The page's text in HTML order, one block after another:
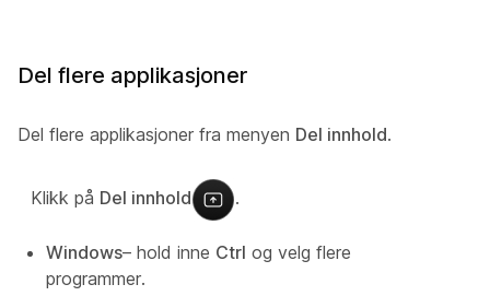
Del flere applikasjoner
Del flere applikasjoner fra menyen Del innhold.
Klikk på Del innhold .
Windows– hold inne Ctrl og velg flere
programmer.